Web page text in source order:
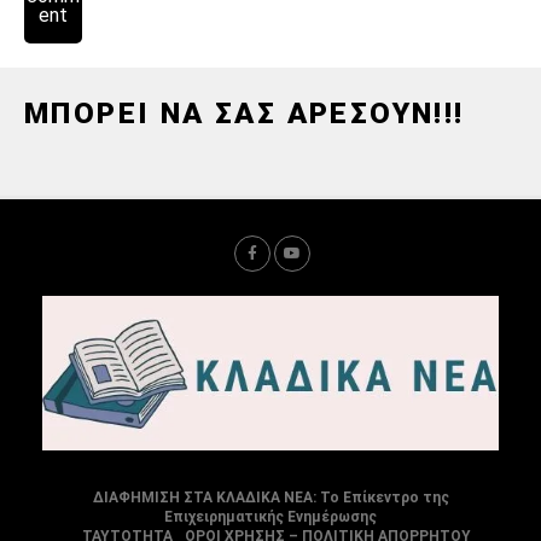
ent
ΜΠΟΡΕΙ ΝΑ ΣΑΣ ΑΡΕΣΟΥΝ!!!
ΔΙΑΦΗΜΙΣΗ ΣΤΑ ΚΛΑΔΙΚΑ ΝΕΑ: Το Επίκεντρο της
Επιχειρηματικής Ενημέρωσης
ΤΑΥΤΟΤΗΤΑ
ΟΡΟΙ ΧΡΗΣΗΣ – ΠΟΛΙΤΙΚΗ ΑΠΟΡΡΗΤΟΥ